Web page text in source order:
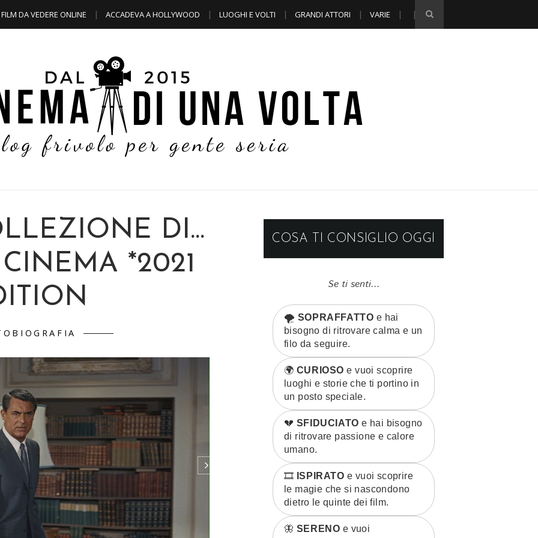
FILM DA VEDERE ONLINE ACCADEVA A HOLLYWOOD LUOGHI E VOLTI GRANDI ATTORI VARIE
DI...
*2021
COSA TI CONSIGLIO OGGI
Se ti senti...
🌪️ SOPRAFFATTO e hai
bisogno di ritrovare calma e un
filo da seguire.
🌍 CURIOSO e vuoi scoprire
luoghi e storie che ti portino in
un posto speciale.
💔 SFIDUCIATO e hai bisogno
di ritrovare passione e calore
umano.
🎞️ ISPIRATO e vuoi scoprire
le magie che si nascondono
dietro le quinte dei film.
🦋 SERENO e vuoi